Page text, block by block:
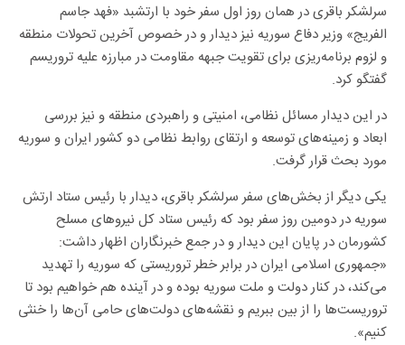
سرلشکر باقری در همان روز اول سفر خود با ارتشبد «فهد جاسم
الفریج» وزیر دفاع سوریه نیز دیدار و در خصوص آخرین تحولات منطقه
و لزوم برنامه‌ریزی برای تقویت جبهه مقاومت در مبارزه علیه تروریسم
گفتگو کرد.
در این دیدار مسائل نظامی، امنیتی و راهبردی منطقه و نیز بررسی
ابعاد و زمینه‌های توسعه و ارتقای روابط نظامی دو کشور ایران و سوریه
مورد بحث قرار گرفت.
یکی دیگر از بخش‌های سفر سرلشکر باقری، دیدار با رئیس ستاد ارتش
سوریه در دومین روز سفر بود که رئیس ستاد کل نیروهای مسلح
کشورمان در پایان این دیدار و در جمع خبرنگاران اظهار داشت:
«جمهوری اسلامی ایران در برابر خطر تروریستی که سوریه را تهدید
می‌کند، در کنار دولت و ملت سوریه بوده و در آینده هم خواهیم بود تا
تروریست‌ها را از بین ببریم و نقشه‌های دولت‌های حامی آن‌ها را خنثی
کنیم».